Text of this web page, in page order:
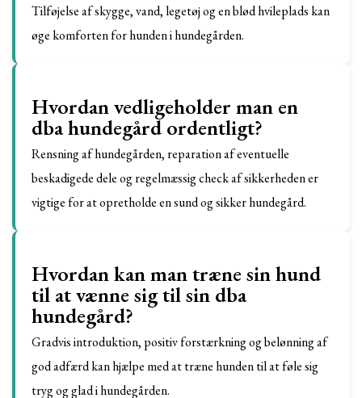
Tilføjelse af skygge, vand, legetøj og en blød hvileplads kan
øge komforten for hunden i hundegården.
Hvordan vedligeholder man en
dba hundegård ordentligt?
Rensning af hundegården, reparation af eventuelle
beskadigede dele og regelmæssig check af sikkerheden er
vigtige for at opretholde en sund og sikker hundegård.
Hvordan kan man træne sin hund
til at vænne sig til sin dba
hundegård?
Gradvis introduktion, positiv forstærkning og belønning af
god adfærd kan hjælpe med at træne hunden til at føle sig
tryg og glad i hundegården.